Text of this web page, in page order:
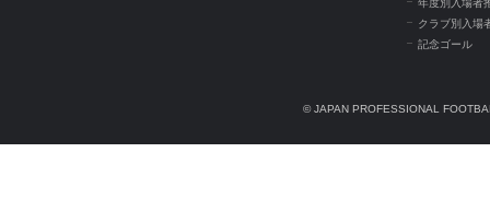
年度別入場者
クラブ別入場
記念ゴール
© JAPAN PROFESSIONAL